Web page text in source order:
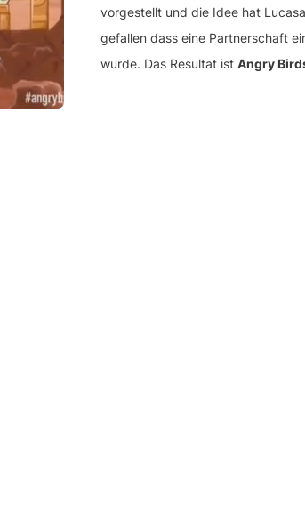
vorgestellt und die Idee hat
gefallen dass eine Partnerschaft
wurde. Das Resultat ist Angry